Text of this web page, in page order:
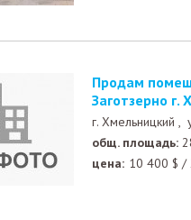
Продам помещение в жилом здании под магазин р-н
Заготзерно г.
г. Хмельницкий ,
общ. площадь:
цена: 10 400 $ /